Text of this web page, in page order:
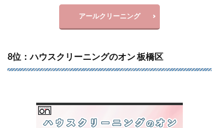
アールクリーニング
8位：ハウスクリーニングのオン 板橋区